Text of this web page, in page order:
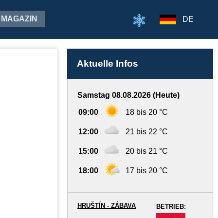
MAGAZIN DE
Aktuelle Infos
Samstag 08.08.2026 (Heute)
09:00 18 bis 20 °C
12:00 21 bis 22 °C
15:00 20 bis 21 °C
18:00 17 bis 20 °C
BETRIEB:
HRUŠTÍN - ZÁBAVA